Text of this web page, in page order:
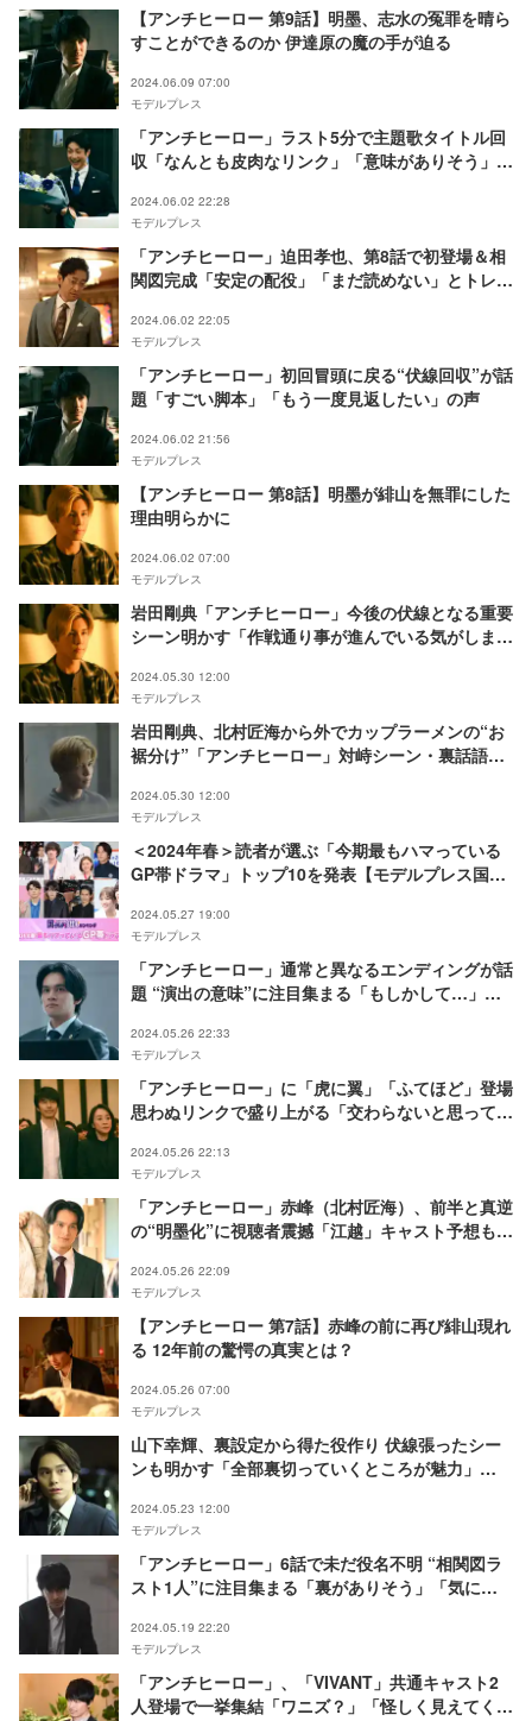
【アンチヒーロー 第9話】明墨、志水の冤罪を晴ら
すことができるのか 伊達原の魔の手が迫る
2024.06.09 07:00
モデルプレス
「アンチヒーロー」ラスト5分で主題歌タイトル回
収「なんとも皮肉なリンク」「意味がありそう」と
2024.06.02 22:28
モデルプレス
「アンチヒーロー」迫田孝也、第8話で初登場＆相
関図完成「安定の配役」「まだ読めない」とトレン
2024.06.02 22:05
モデルプレス
「アンチヒーロー」初回冒頭に戻る“伏線回収”が話
題「すごい脚本」「もう一度見返したい」の声
2024.06.02 21:56
モデルプレス
【アンチヒーロー 第8話】明墨が緋山を無罪にした
理由明らかに
2024.06.02 07:00
モデルプレス
岩田剛典「アンチヒーロー」今後の伏線となる重要
シーン明かす「作戦通り事が進んでいる気がしま
2024.05.30 12:00
モデルプレス
岩田剛典、北村匠海から外でカップラーメンの“お
裾分け”「アンチヒーロー」対峙シーン・裏話語る
2024.05.30 12:00
モデルプレス
＜2024年春＞読者が選ぶ「今期最もハマっている
GP帯ドラマ」トップ10を発表【モデルプレス国民
2024.05.27 19:00
モデルプレス
「アンチヒーロー」通常と異なるエンディングが話
題 “演出の意味”に注目集まる「もしかして…」
2024.05.26 22:33
モデルプレス
「アンチヒーロー」に「虎に翼」「ふてほど」登場
思わぬリンクで盛り上がる「交わらないと思ってい
2024.05.26 22:13
モデルプレス
「アンチヒーロー」赤峰（北村匠海）、前半と真逆
の“明墨化”に視聴者震撼「江越」キャスト予想も飛
2024.05.26 22:09
モデルプレス
【アンチヒーロー 第7話】赤峰の前に再び緋山現れ
る 12年前の驚愕の真実とは？
2024.05.26 07:00
モデルプレス
山下幸輝、裏設定から得た役作り 伏線張ったシー
ンも明かす「全部裏切っていくところが魅力」
2024.05.23 12:00
モデルプレス
「アンチヒーロー」6話で未だ役名不明 “相関図ラ
スト1人”に注目集まる「裏がありそう」「気にな
2024.05.19 22:20
モデルプレス
「アンチヒーロー」、「VIVANT」共通キャスト2
人登場で一挙集結「ワニズ？」「怪しく見えてく